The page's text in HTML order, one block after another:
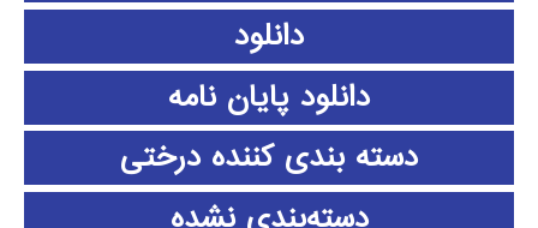
دانلود
دانلود پايان نامه
دسته بندی کننده درختی
دسته‌بندی نشده